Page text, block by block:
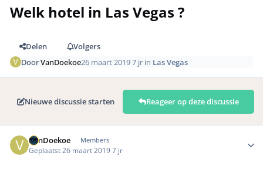
Welk hotel in Las Vegas ?
Delen
Volgers
DoorVanDoekoe26 maart 20197 jr in Las Vegas
Nieuwe discussie starten Reageer op deze discussie
VanDoekoe Members
Geplaatst 26 maart 20197 jr